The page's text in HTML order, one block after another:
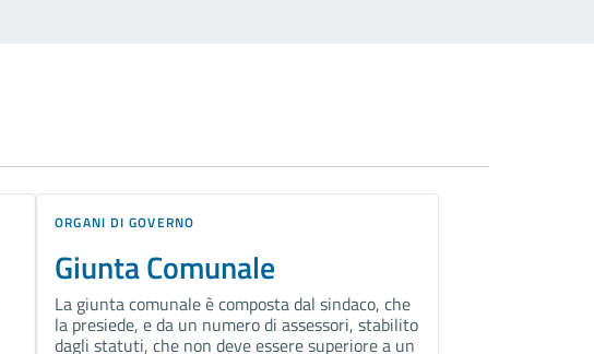
ORGANI DI GOVERNO
Giunta Comunale
La giunta comunale è composta dal sindaco, che
la presiede, e da un numero di assessori, stabilito
dagli statuti, che non deve essere superiore a un